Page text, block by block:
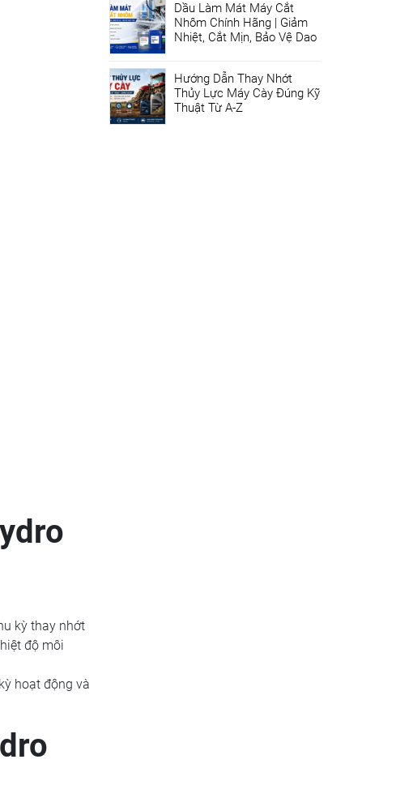
kỳ thay nhớt
độ môi
hoạt động và
Dầu Làm Mát Máy Cắt
Nhôm Chính Hãng | Giảm
Nhiệt, Cắt Mịn, Bảo Vệ Dao
Hướng Dẫn Thay Nhớt
Thủy Lực Máy Cày Đúng Kỹ
Thuật Từ A-Z